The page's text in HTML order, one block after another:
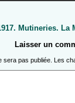
Mutineries. La
Laisser un
sera pas publiée. Les